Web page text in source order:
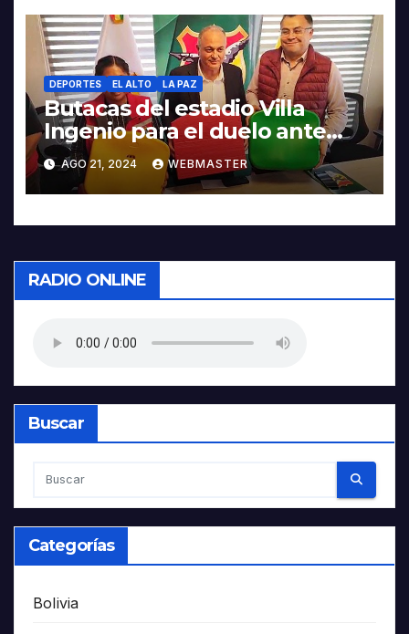
DEPORTES EL ALTO LA PAZ
Butacas del estadio Villa
Ingenio para el duelo ante
Venezuela serán descartables
AGO 21, 2024 WEBMASTER
RADIO ONLINE
Buscar
Categorías
Bolivia